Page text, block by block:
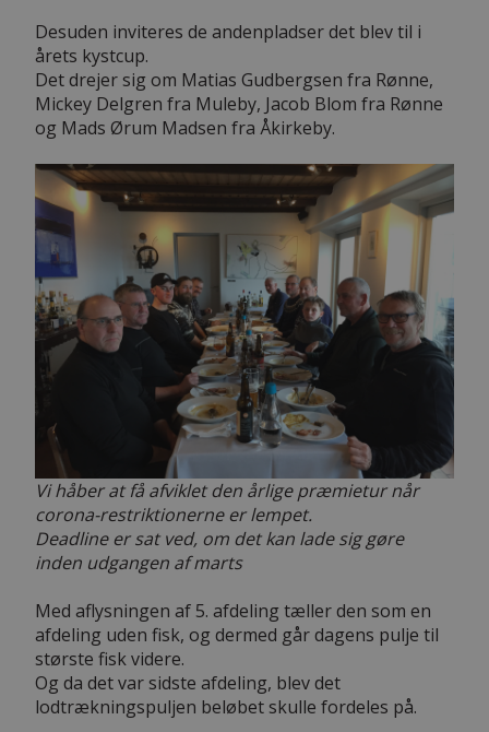
Desuden inviteres de andenpladser det blev til i
årets kystcup.
Det drejer sig om Matias Gudbergsen fra Rønne,
Mickey Delgren fra Muleby, Jacob Blom fra Rønne
og Mads Ørum Madsen fra Åkirkeby.
Vi håber at få afviklet den årlige præmietur når
corona-restriktionerne er lempet.
Deadline er sat ved, om det kan lade sig gøre
inden udgangen af marts
Med aflysningen af 5. afdeling tæller den som en
afdeling uden fisk, og dermed går dagens pulje til
største fisk videre.
Og da det var sidste afdeling, blev det
lodtrækningspuljen beløbet skulle fordeles på.